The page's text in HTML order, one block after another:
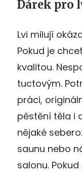
Dárek pro
Lvi milují
Pokud je
kvalitou.
tuctovým.
práci,
pěstění těla i
nějaké
saunu nebo
salonu.